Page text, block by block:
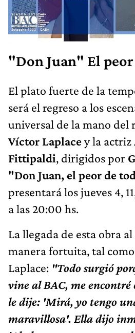
"Don Juan" El
El plato fuerte de la
será el regreso a los
universal de la mano del
Víctor Laplacey la actriz
Fittipaldi, dirigidos por
"Don Juan, el peor de
presentará los jueves 4,
a las 20:00 hs.
La llegada de esta obra al
manera fortuita, tal
Laplace: "Todo surgió
vine al BAC, me
le dije: 'Mirá, yo tengo
maravillosa'. Ella dijo